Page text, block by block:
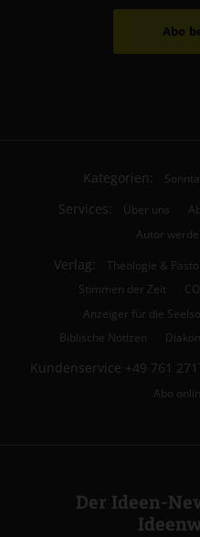
Abo
Kategorien:
Services: Über uns
Autor
Verlag: Theologie &
Stimmen der Zeit
Anzeiger für die
Biblische Notizen
Kundenservice +49 761
Abo
Der Ideen-